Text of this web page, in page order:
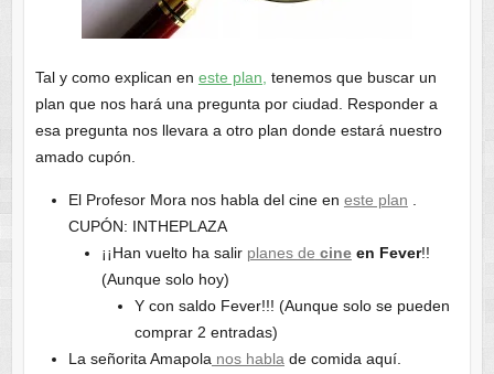
Tal y como explican en este plan, tenemos que buscar un
plan que nos hará una pregunta por ciudad. Responder a
esa pregunta nos llevara a otro plan donde estará nuestro
amado cupón.
El Profesor Mora nos habla del cine en este plan
CUPÓN: INTHEPLAZA
¡¡Han vuelto ha salir planes de cineen Fever!!
(Aunque solo hoy)
Y con saldo Fever!!! (Aunque solo se pueden
comprar 2 entradas)
La señorita Amapola nos habla de comida aquí.